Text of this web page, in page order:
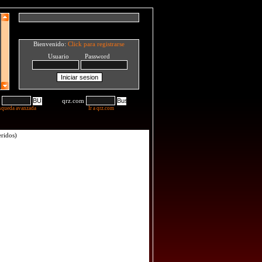
Bienvenido: Click para registrarse
Usuario Password
avanzada
qrz.com
Ir a qrz.com